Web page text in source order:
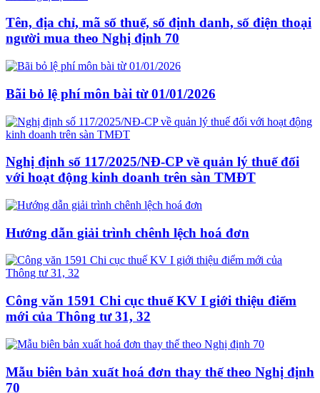
Tên, địa chỉ, mã số thuế, số định danh, số điện thoại
người mua theo Nghị định 70
Bãi bỏ lệ phí môn bài từ 01/01/2026
Nghị định số 117/2025/NĐ-CP về quản lý thuế đối
với hoạt động kinh doanh trên sàn TMĐT
Hướng dẫn giải trình chênh lệch hoá đơn
Công văn 1591 Chi cục thuế KV I giới thiệu điểm
mới của Thông tư 31, 32
Mẫu biên bản xuất hoá đơn thay thế theo Nghị định
70